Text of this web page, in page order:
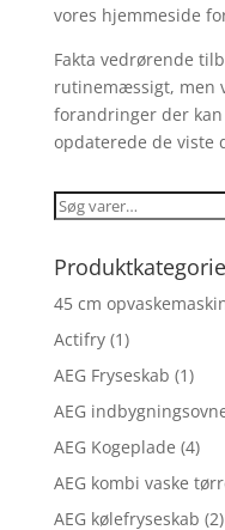
vores hjemmeside
Fakta vedrørende
rutinemæssigt, men
forandringer der
opdaterede de viste
Søg
45 cm
Actifry (1)
AEG Fryseskab (1)
AEG
AEG Kogeplade (4)
AEG kombi vaske
AEG kølefryseskab (2)